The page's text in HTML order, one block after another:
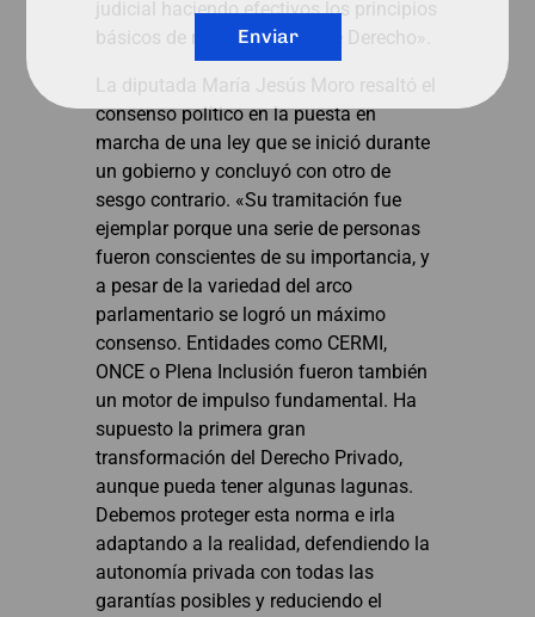
judicial haciendo efectivos los principios
básicos de nuestro Estado de Derecho».
La diputada María Jesús Moro resaltó el
consenso político en la puesta en
marcha de una ley que se inició durante
un gobierno y concluyó con otro de
sesgo contrario. «Su tramitación fue
ejemplar porque una serie de personas
fueron conscientes de su importancia, y
a pesar de la variedad del arco
parlamentario se logró un máximo
consenso. Entidades como CERMI,
ONCE o Plena Inclusión fueron también
un motor de impulso fundamental. Ha
supuesto la primera gran
transformación del Derecho Privado,
aunque pueda tener algunas lagunas.
Debemos proteger esta norma e irla
adaptando a la realidad, defendiendo la
autonomía privada con todas las
garantías posibles y reduciendo el
Enviar